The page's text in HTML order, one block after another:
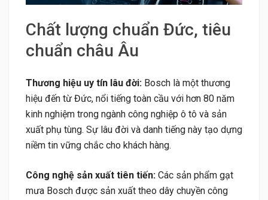
Chất lượng chuẩn Đức, tiêu
chuẩn châu Âu
Thương hiệu uy tín lâu đời: Bosch là một thương
hiệu đến từ Đức, nổi tiếng toàn cầu với hơn 80 năm
kinh nghiệm trong ngành công nghiệp ô tô và sản
xuất phụ tùng. Sự lâu đời và danh tiếng này tạo dựng
niềm tin vững chắc cho khách hàng.
Công nghệ sản xuất tiên tiến: Các sản phẩm gạt
mưa Bosch được sản xuất theo dây chuyền công